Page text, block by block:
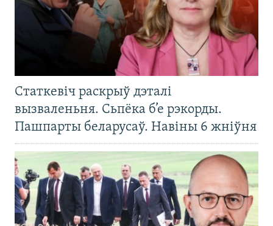
Статкевіч раскрыў дэталі
вызваленьня. Сьпёка б’е рэкорды.
Пашпарты беларусаў. Навіны 6 жніўня